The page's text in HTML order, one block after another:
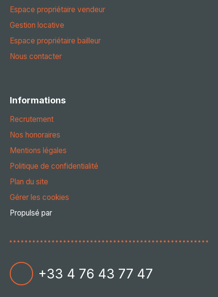
Espace propriétaire vendeur
Gestion locative
Espace propriétaire bailleur
Nous contacter
Informations
Recrutement
Nos honoraires
Mentions légales
Politique de confidentialité
Plan du site
Gérer les cookies
Propulsé par
+33 4 76 43 77 47